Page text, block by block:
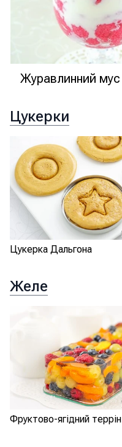
Журавлинний мус
Цукерки
Цукерка Дальгона
Желе
Фруктово-ягідний террін